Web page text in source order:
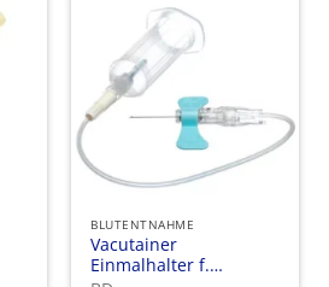
BLUTENTNAHME
Vacutainer
Einmalhalter f.